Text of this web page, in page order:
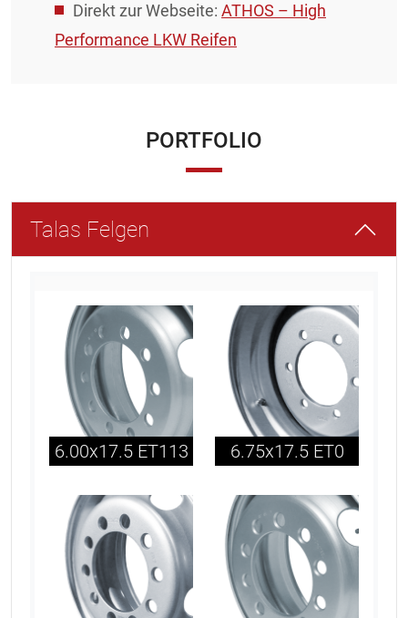
Direkt zur Webseite: ATHOS – High
Performance LKW Reifen
PORTFOLIO
Talas Felgen
6.00x17.5 ET113 6.75x17.5 ET0